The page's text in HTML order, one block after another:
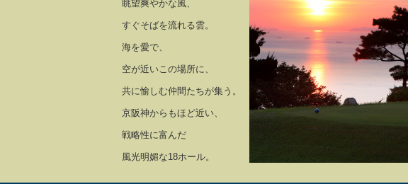
眺望爽やかな風、
すぐそばを流れる雲。
海を愛で、
空が近いこの場所に、
共に愉しむ仲間たちが集う。
京阪神からもほど近い、
戦略性に富んだ
風光明媚な18ホール。